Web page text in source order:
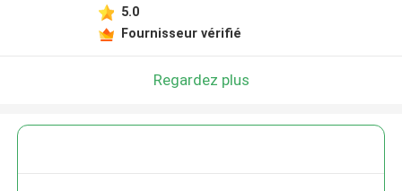
5.0
Fournisseur vérifié
Regardez plus